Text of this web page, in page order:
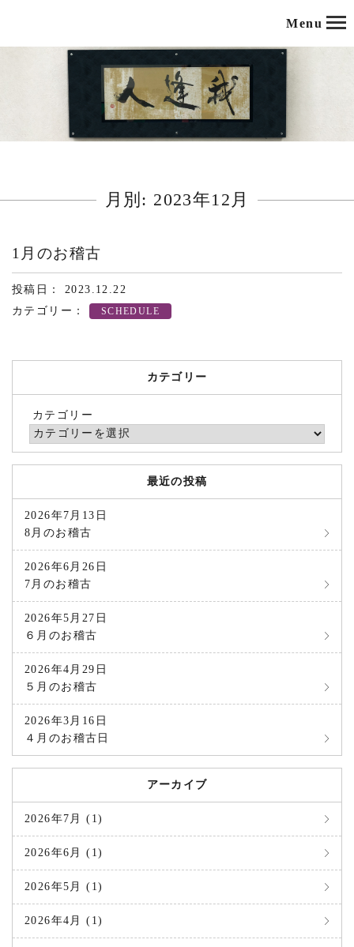
Menu
月別: 2023年12月
1月のお稽古
投稿日： 2023.12.22
カテゴリー：
SCHEDULE
カテゴリー
カテゴリー
最近の投稿
2026年7月13日
8月のお稽古
2026年6月26日
7月のお稽古
2026年5月27日
６月のお稽古
2026年4月29日
５月のお稽古
2026年3月16日
４月のお稽古日
アーカイブ
2026年7月 (1)
2026年6月 (1)
2026年5月 (1)
2026年4月 (1)